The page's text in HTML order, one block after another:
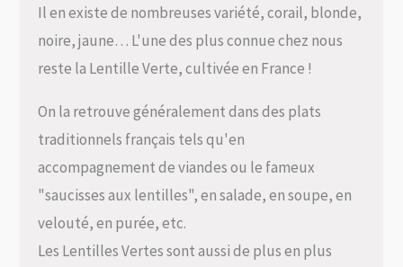
Il en existe de nombreuses variété, corail, blonde,
noire, jaune… L'une des plus connue chez nous
reste la Lentille Verte, cultivée en France !
On la retrouve généralement dans des plats
traditionnels français tels qu'en
accompagnement de viandes ou le fameux
"saucisses aux lentilles", en salade, en soupe, en
velouté, en purée, etc.
Les Lentilles Vertes sont aussi de plus en plus